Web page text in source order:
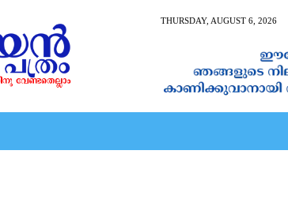
THURSDAY, AUGUST 6, 2026